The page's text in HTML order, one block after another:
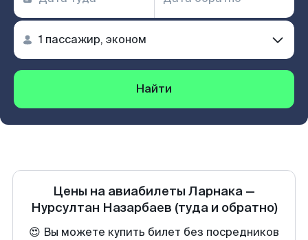
Найти
Цены на авиабилеты Ларнака —
Нурсултан Назарбаев (туда и обратно)
😍 Вы можете купить билет без посредников